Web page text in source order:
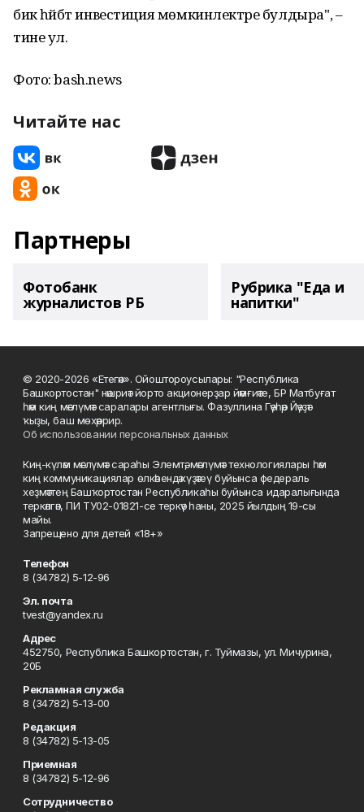
бик һәйбәт инвестиция мөмкинлектәре булдыра", –
тине ул.
Фото: bash.news
Читайте нас
Партнеры
Фотобанк
журналистов РБ
Рубрика "Еда и
напитки"
© 2020-2026 «Етегән». Ойоштороусылары: "Республика
Башкортостан" нәшриәт йорто акционерҙар йәмғиәте, БР Матбуғат
һәм киң мәғлүмәт саралары агентлығы. Фазуллина Гәүһәр Йәүҙәт
ҡыҙы, баш мөхәррир.
Об использовании персональных данных
Киң-күләм мәғлүмәт сараһы Элемтә, мәғлүмәт технологиялары һәм
киң коммуникациялар өлкәһендә күҙәтеү буйынса федераль
хеҙмәттең Башҡортостан Республикаһы буйынса идаралығында
теркәлгән, ПИ ТУ02-01821-се теркәү һаны, 2025 йылдың 19-сы
майы.
Запрещено для детей «18+»
Телефон
8 (34782) 5-12-96
Эл. почта
tvest@yandex.ru
Адрес
452750, Республика Башкортостан, г. Туймазы, ул. Мичурина,
20Б
Рекламная служба
8 (34782) 5-13-00
Редакция
8 (34782) 5-13-05
Приемная
8 (34782) 5-12-96
Сотрудничество